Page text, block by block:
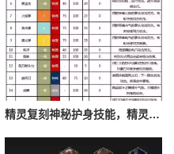
精灵复刻神秘护身技能，精灵复刻攻略